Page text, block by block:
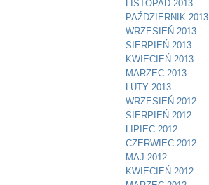
LISTOPAD 2013
PAŹDZIERNIK 2013
WRZESIEŃ 2013
SIERPIEŃ 2013
KWIECIEŃ 2013
MARZEC 2013
LUTY 2013
WRZESIEŃ 2012
SIERPIEŃ 2012
LIPIEC 2012
CZERWIEC 2012
MAJ 2012
KWIECIEŃ 2012